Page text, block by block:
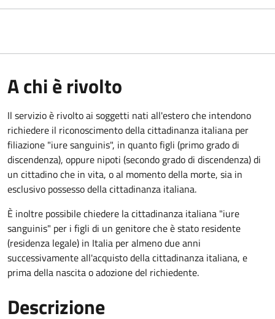
A chi è rivolto
Il servizio è rivolto ai soggetti nati all'estero che intendono
richiedere il riconoscimento della cittadinanza italiana per
filiazione "iure sanguinis", in quanto figli (primo grado di
discendenza), oppure nipoti (secondo grado di discendenza) di
un cittadino che in vita, o al momento della morte, sia in
esclusivo possesso della cittadinanza italiana.
È inoltre possibile chiedere la cittadinanza italiana "iure
sanguinis" per i figli di un genitore che è stato residente
(residenza legale) in Italia per almeno due anni
successivamente all'acquisto della cittadinanza italiana, e
prima della nascita o adozione del richiedente.
Descrizione